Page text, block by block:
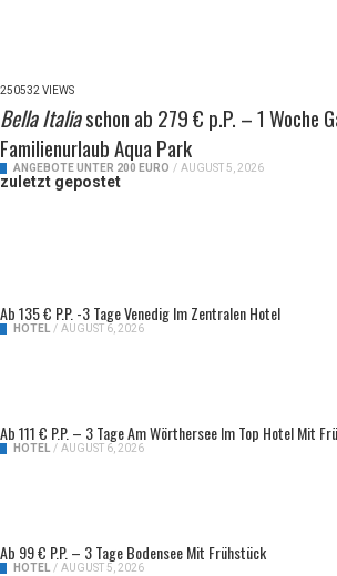
250532 VIEWS
Bella Italiaschon ab 279 € p.P. – 1 Woche
Familienurlaub Aqua Park
ANGEBOTE UNTER 200 EURO / AUGUST 5, 2026
zuletzt gepostet
Ab 135 € P.P. -3 Tage Venedig Im Zentralen Hotel
HOTEL / AUGUST 6, 2026
Ab 111 € P.P. – 3 Tage Am Wörthersee Im Top Hotel Mit
HOTEL / AUGUST 6, 2026
Ab 99 € P.P. – 3 Tage Bodensee Mit Frühstück
HOTEL / AUGUST 5, 2026